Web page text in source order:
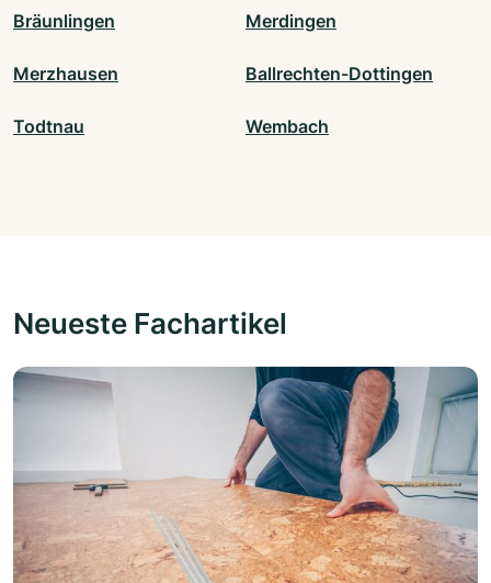
Bräunlingen Merdingen
Merzhausen Ballrechten-Dottingen
Todtnau Wembach
Neueste Fachartikel